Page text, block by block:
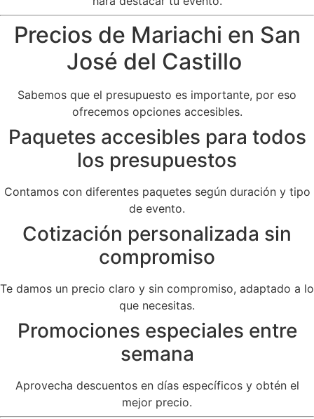
Precios de Mariachi en San
José del Castillo
Sabemos que el presupuesto es importante, por eso
ofrecemos opciones accesibles.
Paquetes accesibles para todos
los presupuestos
Contamos con diferentes paquetes según duración y tipo
de evento.
Cotización personalizada sin
compromiso
Te damos un precio claro y sin compromiso, adaptado a lo
que necesitas.
Promociones especiales entre
semana
Aprovecha descuentos en días específicos y obtén el
mejor precio.